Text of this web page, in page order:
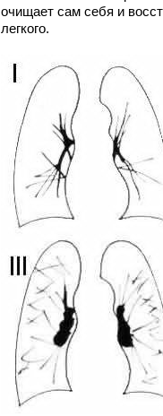
очищает сам себя и
легкого.